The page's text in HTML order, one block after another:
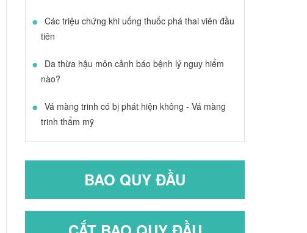
Các triệu chứng khi uống thuốc phá thai viên đầu
tiên
Da thừa hậu môn cảnh báo bệnh lý nguy hiểm
nào?
Vá màng trinh có bị phát hiện không - Vá màng
trinh thẩm mỹ
BAO QUY ĐẦU